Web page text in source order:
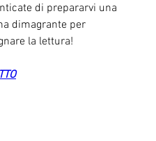
di prepararvi una
dimagrante per
la lettura!